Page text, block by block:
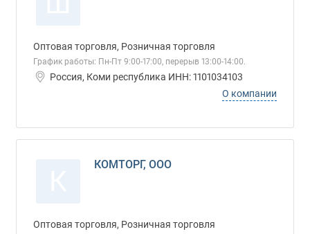
Оптовая торговля, Розничная торговля
График работы: Пн-Пт 9:00-17:00, перерыв 13:00-14:00.
Россия, Коми республика ИНН: 1101034103
О компании
КОМТОРГ, ООО
Оптовая торговля, Розничная торговля